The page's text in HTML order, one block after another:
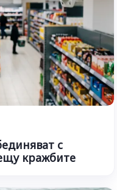
с
кражбите